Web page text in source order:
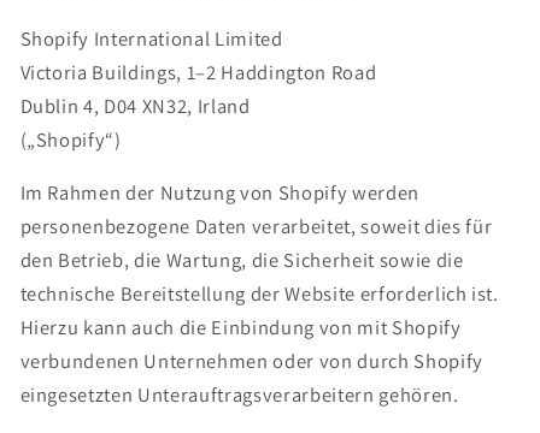
Shopify International Limited
Victoria Buildings, 1–2 Haddington Road
Dublin 4, D04 XN32, Irland
(„Shopify“)
Im Rahmen der Nutzung von Shopify werden
personenbezogene Daten verarbeitet, soweit dies für
den Betrieb, die Wartung, die Sicherheit sowie die
technische Bereitstellung der Website erforderlich ist.
Hierzu kann auch die Einbindung von mit Shopify
verbundenen Unternehmen oder von durch Shopify
eingesetzten Unterauftragsverarbeitern gehören.